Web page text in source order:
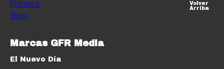
Volver
Arriba
Marcas GFR Media
El Nuevo Día